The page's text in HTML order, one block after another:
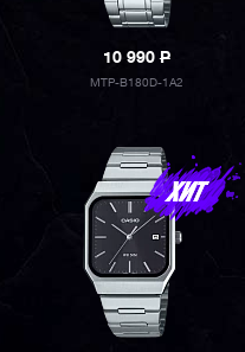
10 990P
MTP-B180D-1A2